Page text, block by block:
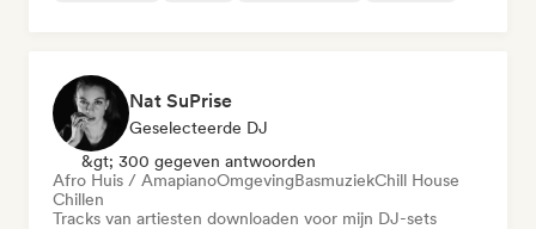
Nat SuPrise
Geselecteerde DJ
&gt; 300 gegeven antwoorden
Afro Huis / AmapianoOmgevingBasmuziekChill House
Chillen
Tracks van artiesten downloaden voor mijn DJ-sets